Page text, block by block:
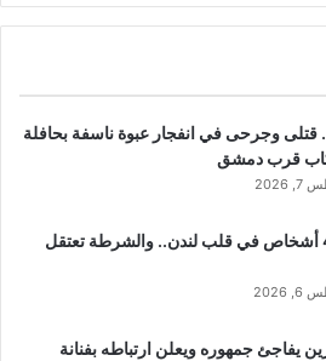
قتلى وجرحى في انفجار عبوة ناسفة بحافلة
قرب دمشق
طعن 4 أشخاص في قلب لندن.. والشرطة تعتقل
يفاجئ جمهوره ويعلن ارتباطه بفنانة